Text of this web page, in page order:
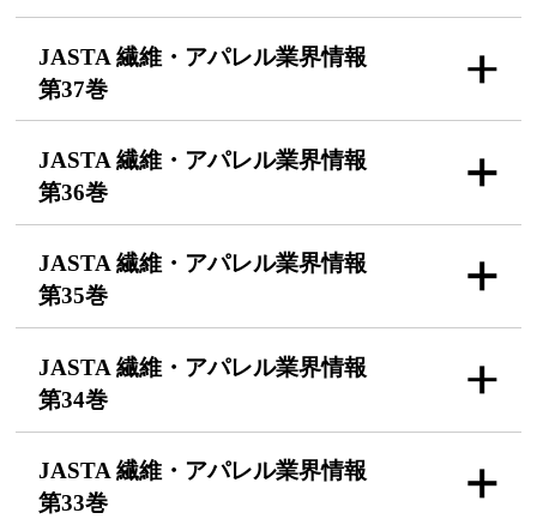
JASTA 繊維・アパレル業界情報
第37巻
JASTA 繊維・アパレル業界情報
第36巻
JASTA 繊維・アパレル業界情報
第35巻
JASTA 繊維・アパレル業界情報
第34巻
JASTA 繊維・アパレル業界情報
第33巻